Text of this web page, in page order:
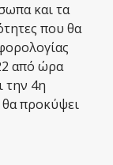
και τα
που θα
από ώρα
την 4η
προκύψει